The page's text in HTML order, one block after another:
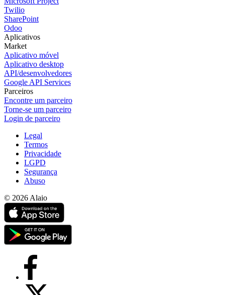
Twilio
SharePoint
Odoo
Aplicativos
Market
Aplicativo móvel
Aplicativo desktop
API/desenvolvedores
Google API Services
Parceiros
Encontre um parceiro
Torne-se um parceiro
Login de parceiro
Legal
Termos
Privacidade
LGPD
Segurança
Abuso
© 2026 Alaio